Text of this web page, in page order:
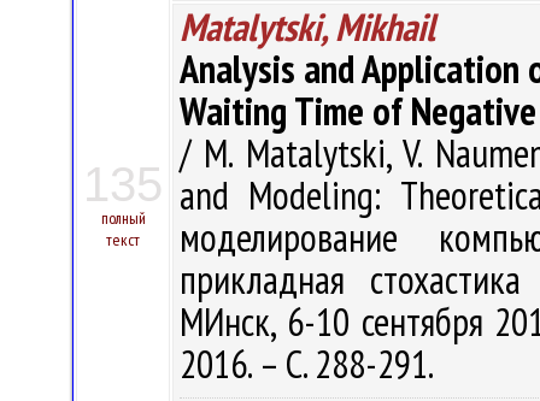
135
полный
текст
Matalytski, Mikhail
Analysis and Application
Waiting Time of
/ M. Matalytski, V.
and Modeling:
моделирование
прикладная
МИнск, 6-10 сентября
2016. – С. 288-291.